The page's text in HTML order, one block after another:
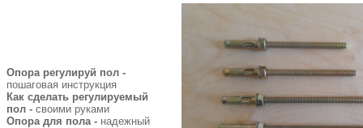
Опора регулируй пол -
пошаговая инструкция
Как сделать регулируемый
пол - своими руками
Опора для пола - надежный